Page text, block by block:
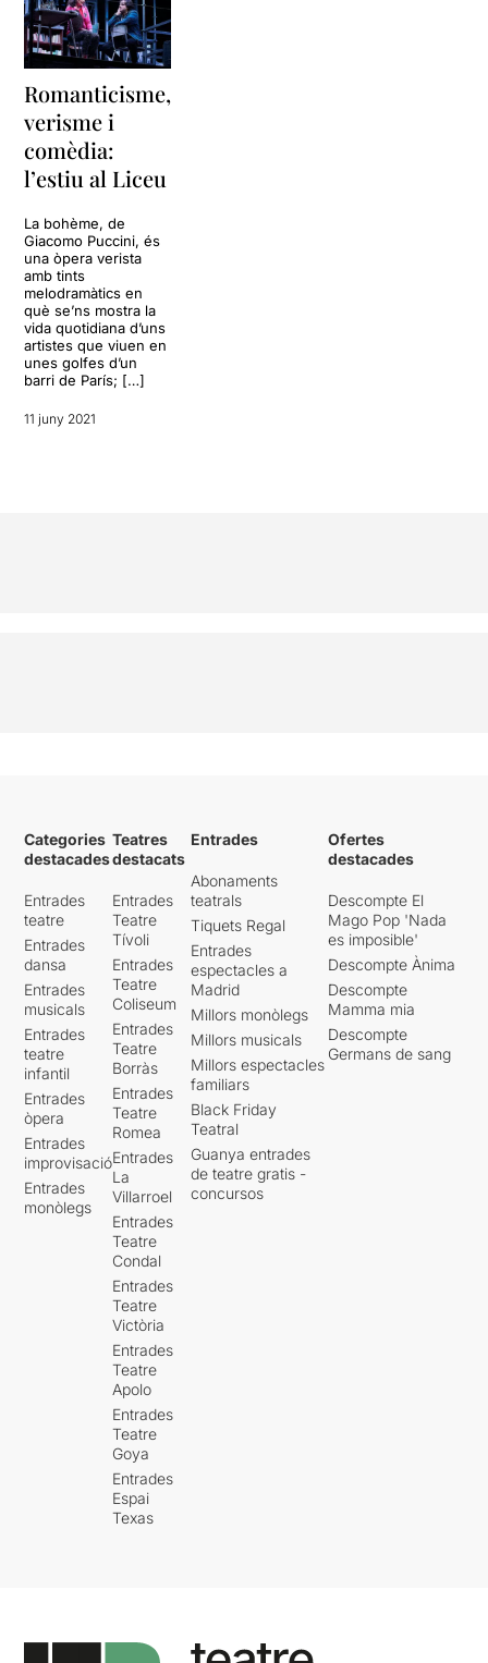
Romanticisme,
verisme i
comèdia:
l’estiu al Liceu
La bohème, de
Giacomo Puccini, és
una òpera verista
amb tints
melodramàtics en
què se’ns mostra la
vida quotidiana d’uns
artistes que viuen en
unes golfes d’un
barri de París; […]
11 juny 2021
Categories
destacades
Entrades
teatre
Entrades
dansa
Entrades
musicals
Entrades
teatre
infantil
Entrades
òpera
Entrades
improvisació
Entrades
monòlegs
Teatres
destacats
Entrades
Teatre
Tívoli
Entrades
Teatre
Coliseum
Entrades
Teatre
Borràs
Entrades
Teatre
Romea
Entrades
La
Villarroel
Entrades
Teatre
Condal
Entrades
Teatre
Victòria
Entrades
Teatre
Apolo
Entrades
Teatre
Goya
Entrades
Espai
Texas
Entrades
Abonaments
teatrals
Tiquets Regal
Entrades
espectacles a
Madrid
Millors monòlegs
Millors musicals
Millors espectacles
familiars
Black Friday
Teatral
Guanya entrades
de teatre gratis -
concursos
Ofertes
destacades
Descompte El
Mago Pop 'Nada
es imposible'
Descompte Ànima
Descompte
Mamma mia
Descompte
Germans de sang